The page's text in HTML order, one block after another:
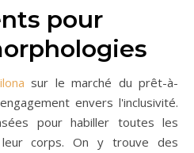
pour
sur le marché du prêt-à-
envers l'inclusivité.
pour habiller toutes les
corps. On y trouve des